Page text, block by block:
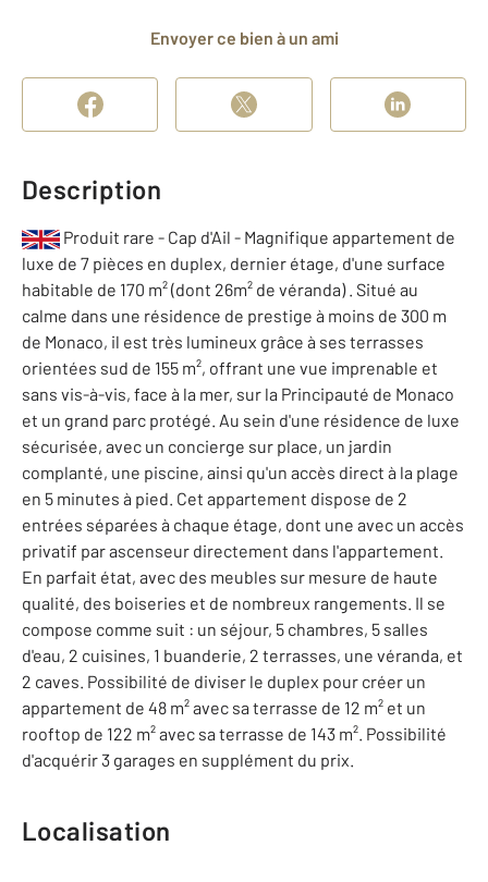
Envoyer ce bien à un ami
Description
Produit rare - Cap d'Ail - Magnifique appartement de
luxe de 7 pièces en duplex, dernier étage, d'une surface
habitable de 170 m² (dont 26m² de véranda) . Situé au
calme dans une résidence de prestige à moins de 300 m
de Monaco, il est très lumineux grâce à ses terrasses
orientées sud de 155 m², offrant une vue imprenable et
sans vis-à-vis, face à la mer, sur la Principauté de Monaco
et un grand parc protégé. Au sein d'une résidence de luxe
sécurisée, avec un concierge sur place, un jardin
complanté, une piscine, ainsi qu'un accès direct à la plage
en 5 minutes à pied. Cet appartement dispose de 2
entrées séparées à chaque étage, dont une avec un accès
privatif par ascenseur directement dans l'appartement.
En parfait état, avec des meubles sur mesure de haute
qualité, des boiseries et de nombreux rangements. Il se
compose comme suit : un séjour, 5 chambres, 5 salles
d'eau, 2 cuisines, 1 buanderie, 2 terrasses, une véranda, et
2 caves. Possibilité de diviser le duplex pour créer un
appartement de 48 m² avec sa terrasse de 12 m² et un
rooftop de 122 m² avec sa terrasse de 143 m². Possibilité
d'acquérir 3 garages en supplément du prix.
Localisation